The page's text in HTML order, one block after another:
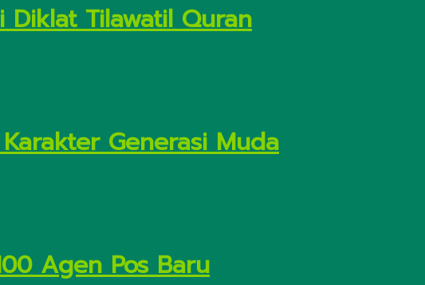
Diklat Tilawatil Quran
Generasi Muda
Agen Pos Baru